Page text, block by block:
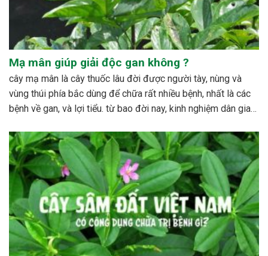
Mạ mân giúp giải độc gan không ?
cây mạ mân là cây thuốc lâu đời được người tày, nùng và
vùng thúi phía bắc dùng để chữa rất nhiều bệnh, nhất là các
bệnh về gan, và lợi tiểu. từ bao đời nay, kinh nghiệm dân gian